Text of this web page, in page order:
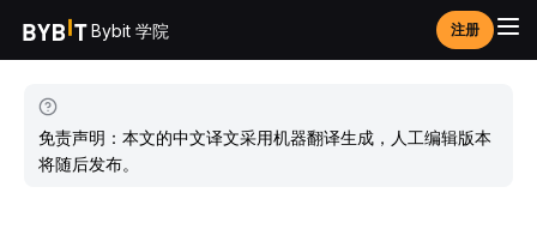
Bybit 学院 注册
免责声明：本文的中文译文采用机器翻译生成，人工编辑版本
将随后发布。